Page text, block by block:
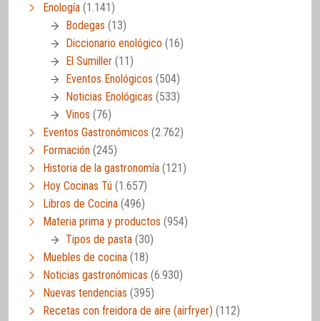
Enología (1.141)
Bodegas (13)
Diccionario enológico (16)
El Sumiller (11)
Eventos Enológicos (504)
Noticias Enológicas (533)
Vinos (76)
Eventos Gastronómicos (2.762)
Formación (245)
Historia de la gastronomía (121)
Hoy Cocinas Tú (1.657)
Libros de Cocina (496)
Materia prima y productos (954)
Tipos de pasta (30)
Muebles de cocina (18)
Noticias gastronómicas (6.930)
Nuevas tendencias (395)
Recetas con freidora de aire (airfryer) (112)